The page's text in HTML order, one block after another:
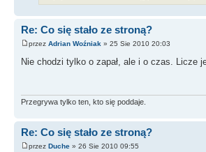
Re: Co się stało ze stroną?
przez Adrian Woźniak » 25 Sie 2010 20:03
Nie chodzi tylko o zapał, ale i o czas. Licze
Przegrywa tylko ten, kto się poddaje.
Re: Co się stało ze stroną?
przez Duche » 26 Sie 2010 09:55